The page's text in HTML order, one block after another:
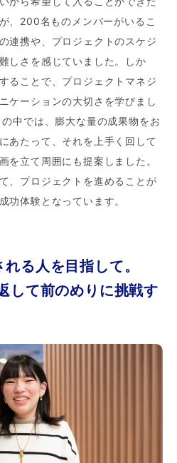
、200名ものメンバーがいるこ
連携や、プロジェクトのスケジ
しさを感じていました。しか
ることで、プロジェクトマネジ
ケーションの大切さを学びまし
中では、膨大な量の成果物をお
あたって、それを上手く回して
を立て周囲にも提案しました。
、プロジェクトを進めることが
功体験となっています。
る人を目指して。
して前のめりに挑戦す